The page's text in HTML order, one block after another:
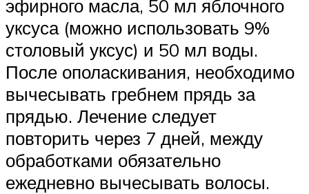
эфирного масла, 50 мл яблочного
уксуса (можно использовать 9%
столовый уксус) и 50 мл воды.
После ополаскивания, необходимо
вычесывать гребнем прядь за
прядью. Лечение следует
повторить через 7 дней, между
обработками обязательно
ежедневно вычесывать волосы.